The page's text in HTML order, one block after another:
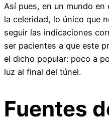
Así pues, en un mundo
la celeridad, lo único que
seguir las indicaciones
ser pacientes a que este
el dicho popular: poco a
luz al final del túnel.
Fuentes